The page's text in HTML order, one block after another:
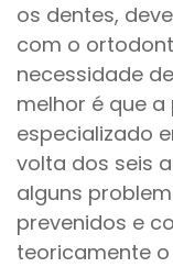
os dentes,
com o
necessidade
melhor é que
especializado
volta dos seis
alguns
prevenidos e
teoricamente